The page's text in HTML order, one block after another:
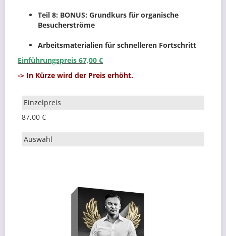
Teil 8: BONUS: Grundkurs für organische
Besucherströme
Arbeitsmaterialien für schnelleren Fortschritt
Einführungspreis 67,00 €
-> In Kürze wird der Preis erhöht.
87,00 €